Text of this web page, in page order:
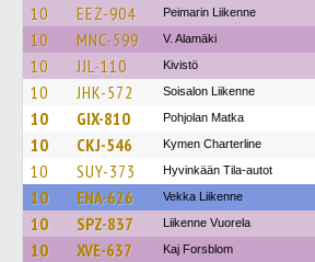
10 EEZ-904 Peimarin Liikenne
10 MNC-599 V. Alamäki
10 JJL-110 Kivistö
10 JHK-572 Soisalon Liikenne
10 GIX-810 Pohjolan Matka
10 CKJ-546 Kymen Charterline
10 SUY-373 Hyvinkään Tila-autot
10 ENA-626 Vekka Liikenne
10 SPZ-837 Liikenne Vuorela
10 XVE-637 Kaj Forsblom